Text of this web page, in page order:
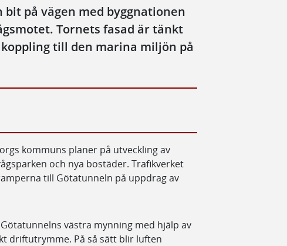
på vägen med byggnationen
Tornets fasad är tänkt
till den marina miljön på
kommuns planer på utveckling av
och nya bostäder. Trafikverket
till Götatunneln på uppdrag av
västra mynning med hjälp av
driftutrymme. På så sätt blir luften